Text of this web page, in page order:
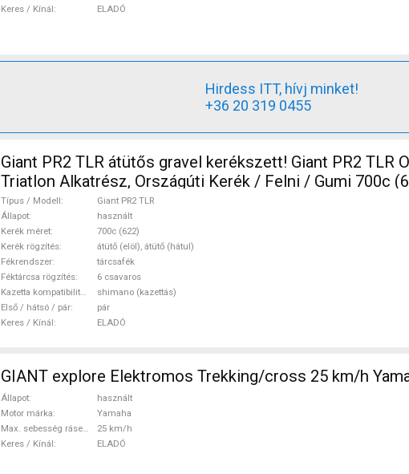
Keres / Kínál
ELADÓ
Hirdess ITT, hívj minket!
+36 20 319 0455
Giant PR2 TLR átütős gravel kerékszett! Giant PR2 TLR Országúti / Gravel /
Triatlon Alkatrész, Országúti Kerék / Felni /
Típus / Modell
Giant PR2 TLR
Állapot
használt
Kerék méret
700c (622)
Kerék rögzítés
átütő (elöl), átütő (hátul)
Fékrendszer
tárcsafék
Féktárcsa rögzítés
6 csavaros
Kazetta kompatibilitás
shimano (kazettás)
Első / hátsó / pár
pár
Keres / Kínál
ELADÓ
GIANT explore Elektromos Trekking/cross 25 km/h
Állapot
használt
Motor márka
Yamaha
Max. sebesség rásegítéssel
25 km/h
Keres / Kínál
ELADÓ